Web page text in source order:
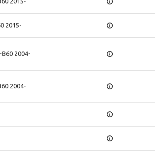
2015-
2004-
2004-